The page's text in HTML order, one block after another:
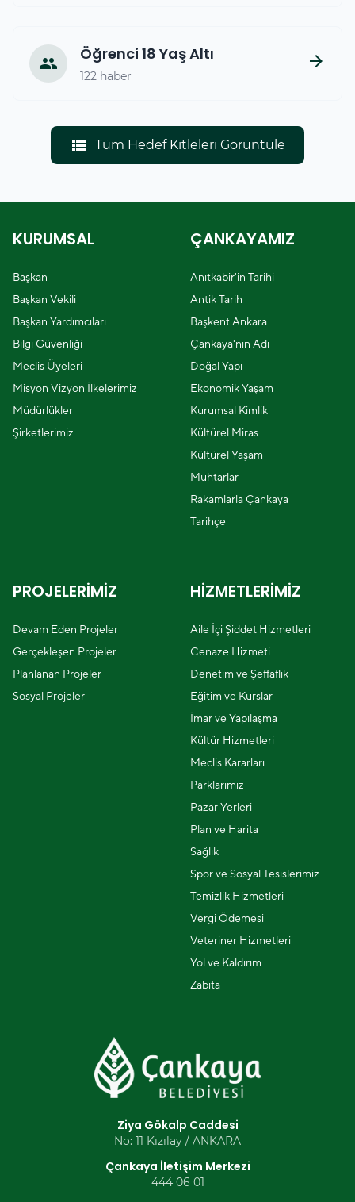
people Öğrenci 18 Yaş Altı
122 haber
arrow_forward
view_list Tüm Hedef Kitleleri Görüntüle
KURUMSAL
Başkan
Başkan Vekili
Başkan Yardımcıları
Bilgi Güvenliği
Meclis Üyeleri
Misyon Vizyon İlkelerimiz
Müdürlükler
Şirketlerimiz
ÇANKAYAMIZ
Anıtkabir'in Tarihi
Antik Tarih
Başkent Ankara
Çankaya'nın Adı
Doğal Yapı
Ekonomik Yaşam
Kurumsal Kimlik
Kültürel Miras
Kültürel Yaşam
Muhtarlar
Rakamlarla Çankaya
Tarihçe
PROJELERİMİZ
Devam Eden Projeler
Gerçekleşen Projeler
Planlanan Projeler
Sosyal Projeler
HİZMETLERİMİZ
Aile İçi Şiddet Hizmetleri
Cenaze Hizmeti
Denetim ve Şeffaflık
Eğitim ve Kurslar
İmar ve Yapılaşma
Kültür Hizmetleri
Meclis Kararları
Parklarımız
Pazar Yerleri
Plan ve Harita
Sağlık
Spor ve Sosyal Tesislerimiz
Temizlik Hizmetleri
Vergi Ödemesi
Veteriner Hizmetleri
Yol ve Kaldırım
Zabıta
Ziya Gökalp Caddesi
No: 11 Kızılay / ANKARA
Çankaya İletişim Merkezi
444 06 01